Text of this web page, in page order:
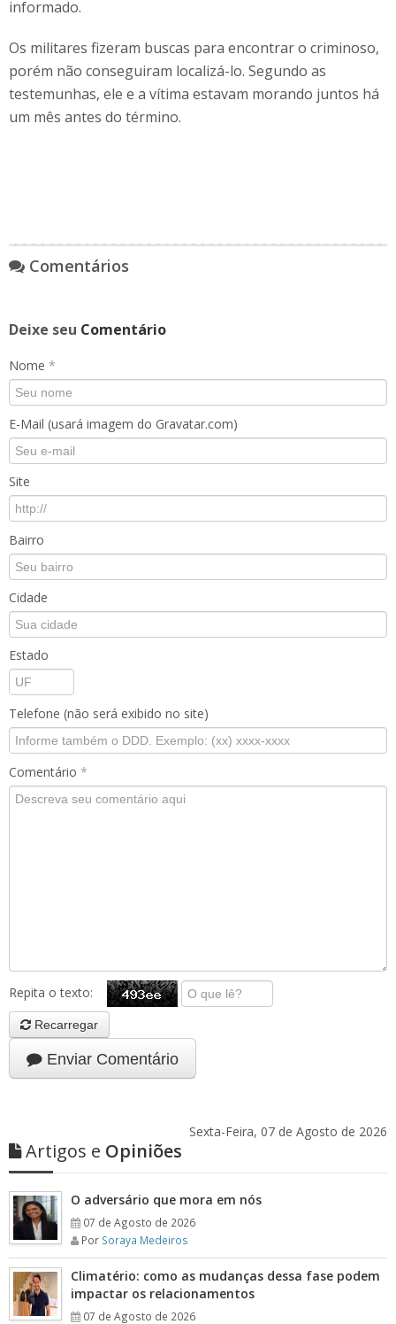
informado.
Os militares fizeram buscas para encontrar o criminoso,
porém não conseguiram localizá-lo. Segundo as
testemunhas, ele e a vítima estavam morando juntos há
um mês antes do término.
Comentários
Deixe seu Comentário
Nome *
E-Mail (usará imagem do Gravatar.com)
Site
Bairro
Cidade
Estado
Telefone (não será exibido no site)
Comentário *
Repita o texto:
Recarregar
Enviar Comentário
Sexta-Feira, 07 de Agosto de 2026
Artigos e Opiniões
O adversário que mora em nós
07 de Agosto de 2026
Por Soraya Medeiros
Climatério: como as mudanças dessa fase podem
impactar os relacionamentos
07 de Agosto de 2026